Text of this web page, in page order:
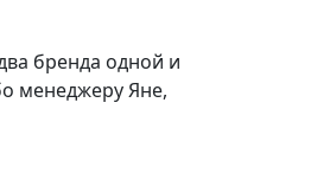
бренда одной и
менеджеру Яне,